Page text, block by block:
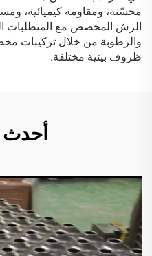
محسّنة، ومقاومة كيميائية،
الرش المخصص مع المتطلبات
والرطوبة من خلال تركيبات
ظروف بيئية مختلفة.
أحدث